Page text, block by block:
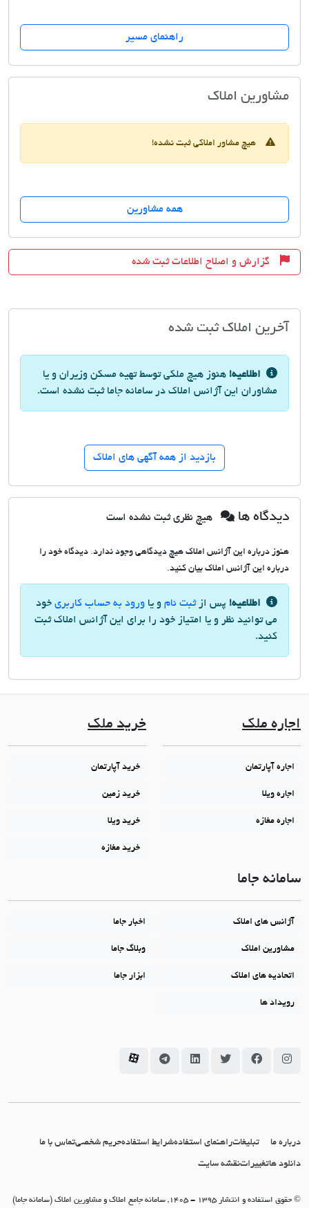
راهنمای مسیر
مشاورین املاکتهیه مسکن وزیران
هیچ مشاور املاکی ثبت نشده!
همه مشاورین
گزارش و اصلاح اطلاعات ثبت شده
آخرین املاک ثبت شده
اطلاعیه! هنوز هیچ ملکی توسط تهیه مسکن وزیران و یا
مشاوران این آژانس املاک در سامانه جاما ثبت نشده است.
بازدید از همه آگهی های املاک
دیدگاه ها هیچ نظری ثبت نشده است
هنوز درباره این آژانس املاک هیچ دیدگاهی وجود ندارد. دیدگاه خود را
درباره این آژانس املاک بیان کنید.
اطلاعیه! پس ازثبت نام و یا ورود به حساب کاربری خود
می توانید نظر و یا امتیاز خود را برای این آژانس املاک ثبت
کنید.
اجاره ملک
اجاره آپارتمان
اجاره ویلا
اجاره مغازه
خرید ملک
خرید آپارتمان
خرید زمین
خرید ویلا
خرید مغازه
سامانه جاما
آژانس های املاک اخبار جاما
مشاورین املاک وبلاگ جاما
اتحادیه های املاک ابزار جاما
رویداد ها
سامانه جاما در اینستاگرام
سامانه جاما در فیسبوک
سامانه جاما در توئیتر
سامانه جاما در لینکداین
سامانه جاما در تلگرام
سامانه جاما در آپارات
درباره ما تبلیغاتراهنمای استفادهشرایط استفادهحریم شخصیتماس با ما
دانلود هاتغییراتنقشه سایت
© حقوق استفاده و انتشار 1395 - 1405, سامانه جامع املاک و مشاورین املاک (سامانه جاما)